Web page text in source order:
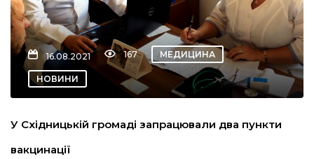
16.08.2021 167 МЕДИЦИНА
НОВИНИ
У Східницькій громаді запрацювали два пункти
вакцинації